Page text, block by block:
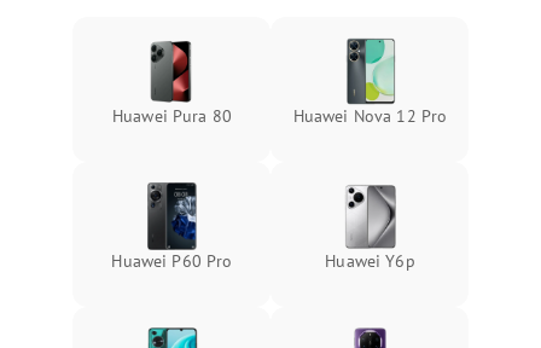
Huawei Pura 80 Huawei Nova 12 Pro
Huawei P60 Pro Huawei Y6p